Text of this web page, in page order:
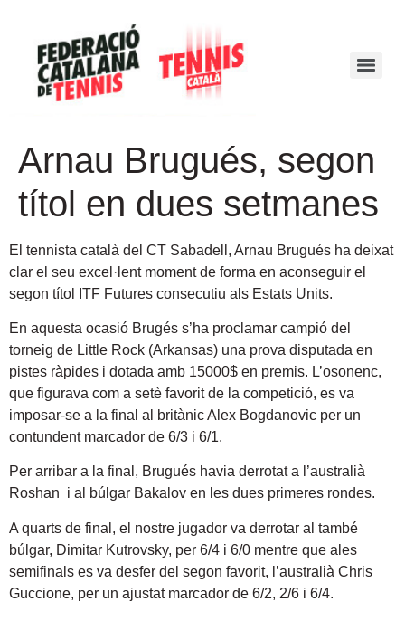
Arnau Brugués, segon
títol en dues setmanes
El tennista català del CT Sabadell, Arnau Brugués ha deixat
clar el seu excel·lent moment de forma en aconseguir el
segon títol ITF Futures consecutiu als Estats Units.
En aquesta ocasió Brugés s’ha proclamar campió del
torneig de Little Rock (Arkansas) una prova disputada en
pistes ràpides i dotada amb 15000$ en premis. L’osonenc,
que figurava com a setè favorit de la competició, es va
imposar-se a la final al britànic Alex Bogdanovic per un
contundent marcador de 6/3 i 6/1.
Per arribar a la final, Brugués havia derrotat a l’australià
Roshan i al búlgar Bakalov en les dues primeres rondes.
A quarts de final, el nostre jugador va derrotar al també
búlgar, Dimitar Kutrovsky, per 6/4 i 6/0 mentre que ales
semifinals es va desfer del segon favorit, l’australià Chris
Guccione, per un ajustat marcador de 6/2, 2/6 i 6/4.